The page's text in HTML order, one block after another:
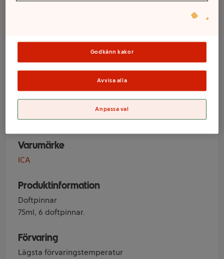
Doftpinnar vanilla
cashmere
Varumärke
ICA
Produktinformation
Doftpinnar
75ml, 6 doftpinnar.
Förvaring
Lägsta förvaringstemperatur
Godkänn kakor
Avvisa alla
Anpassa val